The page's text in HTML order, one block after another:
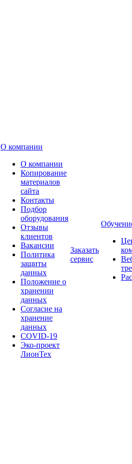
О компании
О компании
Копирование
материалов
сайта
Контакты
Подбор
оборудования
Отзывы
клиентов
Вакансии
Политика
защиты
данных
Положение о
хранении
данных
Согласие на
хранение
данных
COVID-19
Эко-проект
ЛионТех
Заказать
сервис